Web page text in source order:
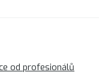
od profesionálů